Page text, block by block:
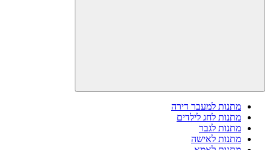
מתנות למעבר דירה
מתנות לחג לילדים
מתנות לגבר
מתנות לאישה